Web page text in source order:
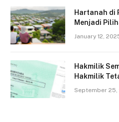
Hartanah di
Menjadi
January 12,
Hakmilik
Hakmilik
September 25,